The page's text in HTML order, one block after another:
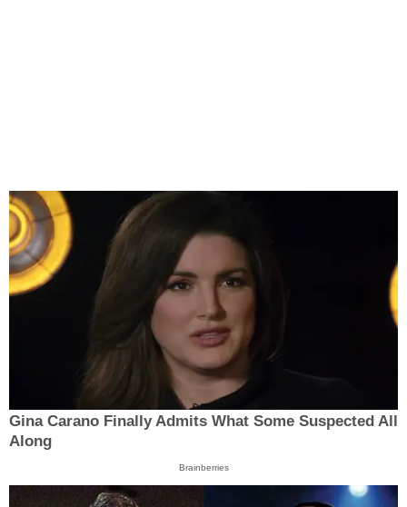
Gina Carano Finally Admits What Some Suspected All
Along
Brainberries